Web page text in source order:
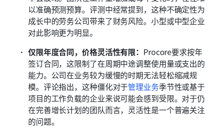
以准确预测预算。评测中经常提到，这种不确定性为
成长中的劳务公司带来了财务风险。小型或中型企业
对此影响更为明显。
仅限年度合同，价格灵活性有限： Procore要求按年
签订合同，这限制了在周期中途调整使用量或支出的
能力。公司在业务较为缓慢的时期无法轻松缩减规
模。评论指出，这种僵化对于管理业务季节性或基于
项目的工作负载的企业来说可能会感到受限。对于仍
在完善增长计划的团队而言，灵活性是一个普遍关注
的问题。